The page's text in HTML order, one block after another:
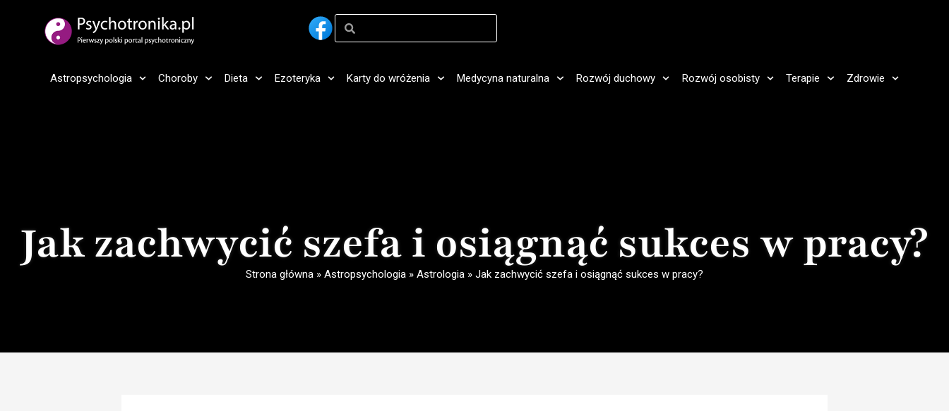
Astropsychologia Choroby Dieta Ezoteryka Karty do wróżenia Medycyna naturalna Rozwój duchowy Rozwój osobisty Terapie Zdrowie
Jak zachwycić szefa i osiągnąć sukces w pracy?
Strona główna » Astropsychologia » Astrologia » Jak zachwycić szefa i osiągnąć sukces w pracy?